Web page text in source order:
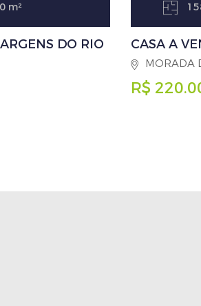
m²
DO RIO
CASA A
MORADA
R$